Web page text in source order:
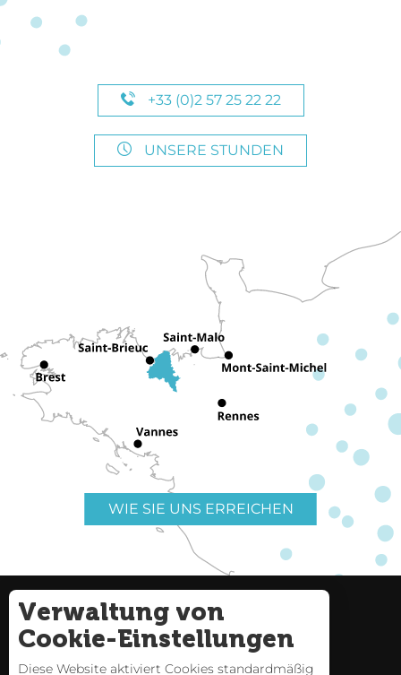
+33 (0)2 57 25 22 22
UNSERE STUNDEN
WIE SIE UNS ERREICHEN
Nützliche Links
Seitenverzeichnis
Verwaltung von
Cookie-Einstellungen
Diese Website aktiviert Cookies standardmäßig